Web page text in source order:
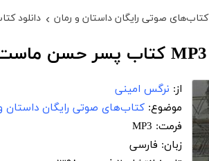
کتاب‌های صوتی رایگان داستان و رمان › دانلود
از: نرگس امینی
موضوع: کتاب‌های صوتی رایگان داستان
فرمت: MP3
زبان: فارسی